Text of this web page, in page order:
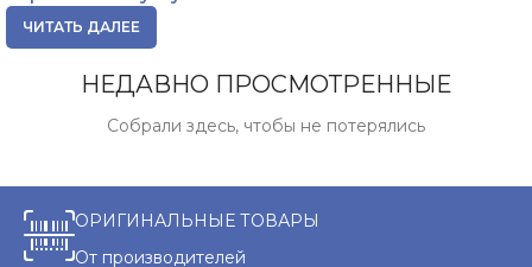
ЧИТАТЬ ДАЛЕЕ
НЕДАВНО ПРОСМОТРЕННЫЕ
Собрали здесь, чтобы не потерялись
ОРИГИНАЛЬНЫЕ ТОВАРЫ
От производителей